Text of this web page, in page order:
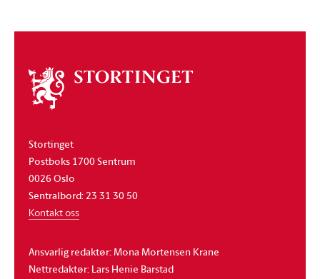
Om
stortinget
Stortinget
Postboks 1700 Sentrum
0026 Oslo
Sentralbord: 23 31 30 50
Kontakt oss
Ansvarlig redaktør: Mona Mortensen Krane
Nettredaktør: Lars Henie Barstad